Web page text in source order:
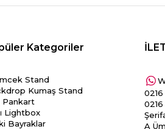
Kategoriler
Stand
Kumaş Stand
Pankart
Lightbox
Bayraklar
0216
A